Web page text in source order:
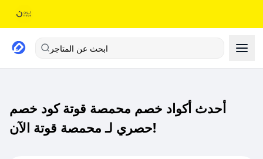
ابحث عن المتاجر
أحدث أكواد خصم محمصة قوتة كود خصم
حصري لـ محمصة قوتة الآن!